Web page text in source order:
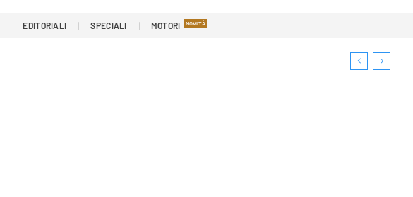
EDITORIALI SPECIALI MOTORI